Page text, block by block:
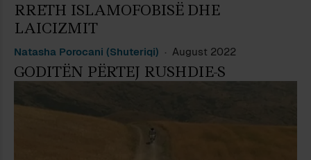
RRETH ISLAMOFOBISË DHE
LAICIZMIT
Natasha Porocani (Shuteriqi) August 2022
GODITËN PËRTEJ RUSHDIE-S